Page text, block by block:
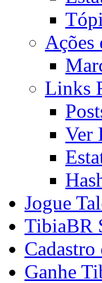
Ações
Links
Ver
Jogue
TibiaBR
Ganhe